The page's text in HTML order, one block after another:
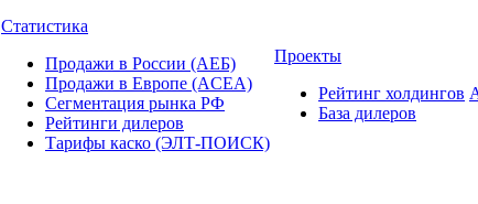
Статистика
Продажи в России (АЕБ)
Продажи в Европе (ACEA)
Сегментация рынка РФ
Рейтинги дилеров
Тарифы каско (ЭЛТ-ПОИСК)
Проекты
Рейтинг холдингов
База дилеров